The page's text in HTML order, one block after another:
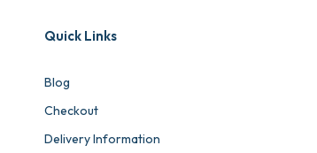
Quick Links
Blog
Checkout
Delivery Information